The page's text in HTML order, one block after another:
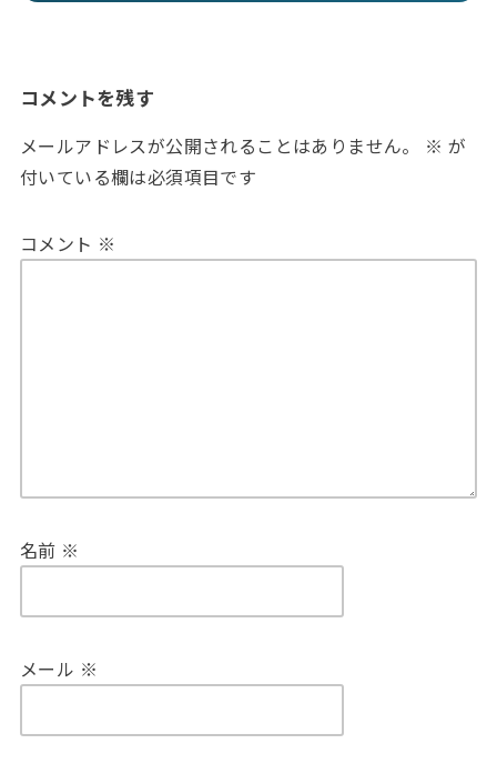
コメントを残す
メールアドレスが公開されることはありません。 ※ が
付いている欄は必須項目です
コメント ※
名前 ※
メール ※